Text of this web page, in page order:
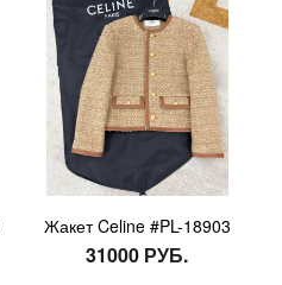
Жакет Celine #PL-18903
31000 РУБ.